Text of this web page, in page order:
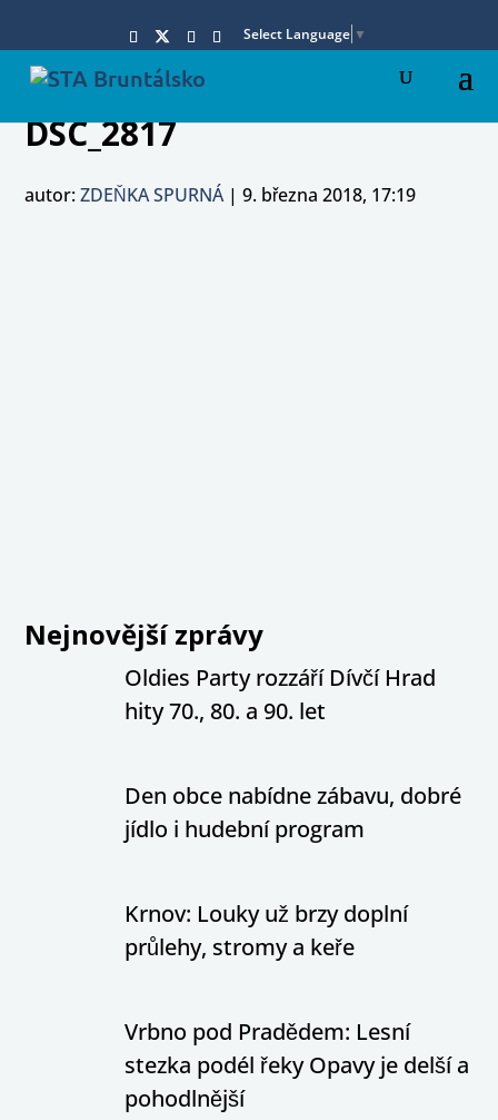
Select Language ▼
DSC_2817
autor:ZDEŇKA SPURNÁ|9. března 2018, 17:19
Nejnovější zprávy
Oldies Party rozzáří Dívčí Hrad
hity 70., 80. a 90. let
Den obce nabídne zábavu, dobré
jídlo i hudební program
Krnov: Louky už brzy doplní
průlehy, stromy a keře
Vrbno pod Pradědem: Lesní
stezka podél řeky Opavy je delší a
pohodlnější